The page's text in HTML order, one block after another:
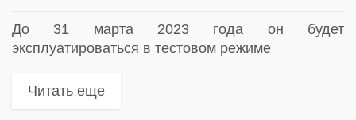
До 31 марта 2023 года он будет
эксплуатироваться в тестовом режиме
Читать еще